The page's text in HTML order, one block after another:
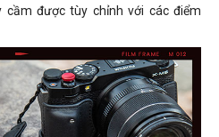
cầm được tùy chỉnh với các điểm